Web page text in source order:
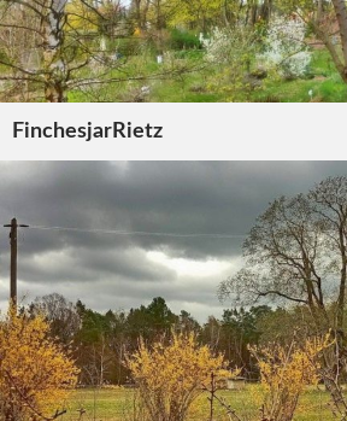
Zum
Inhalt
springen
FinchesjarRietz